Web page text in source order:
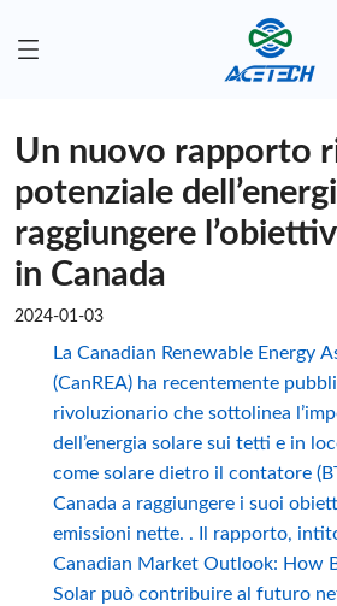
Un nuovo rapporto
potenziale
raggiungere
in Canada
2024-01-03
La Canadian Renewable Energy
(CanREA) ha recentemente
rivoluzionario che sottolinea
dell’energia solare sui tetti e in
come solare dietro il contatore
Canada a raggiungere i suoi
emissioni nette. . Il rapporto,
Canadian Market Outlook: How
Solar può contribuire al futuro